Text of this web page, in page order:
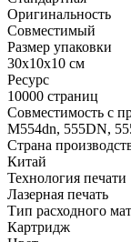
Оригинальность
Совместимый
Размер упаковки
30x10x10 см
Ресурс
10000 страниц
Совместимость с
M554dn, 555DN,
Страна
Китай
Технология печати
Лазерная печать
Тип расходного
Картридж